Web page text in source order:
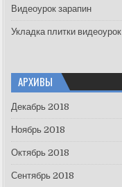
Видеоурок зарапин
Укладка плитки видеоурок
АРХИВЫ
Декабрь 2018
Ноябрь 2018
Октябрь 2018
Сентябрь 2018